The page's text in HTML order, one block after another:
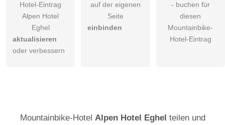
Hotel-Eintrag
Alpen Hotel
Eghel
aktualisieren
oder verbessern
auf der eigenen
Seite
einbinden
- buchen für
diesen
Mountainbike-
Hotel-Eintrag
Mountainbike-Hotel Alpen Hotel Eghel teilen und